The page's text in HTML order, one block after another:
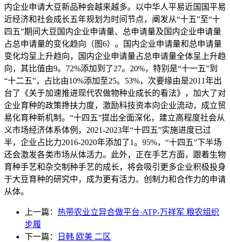
内企业申请大豆新品种会越来越多。以中华人平易近国国平易
近经济和社会成长五年规划为时间节点，阐发从“十五”至“十
四五”期间大豆国内企业申请量、总申请量及国内企业申请量
占总申请量的变化趋向（图6）。国内企业申请量和总申请量
变化均呈上升趋向，国内企业申请量占总申请量全体呈上升趋
向，其比值由9。72%添加到了27。20%，特别是“十一五”到
“十二五”，占比由10%添加至25。53%，次要缘由是2011年出
台了《关于加速推进现代农做物种业成长的看法》，加大了对
企业育种的政策搀扶力度，激励科技资本向企业流动，成立贸
易化育种新机制。“十四五”提出全面深化，建立高程度社会从
义市场经济体系体例，2021-2023年“十四五”实施进度已过
半，企业占比力2016-2020年添加了1。95%，“十四五”下半场
还会激发各类市场从体活力。此外，正在手艺方面，跟着生物
育种手艺和杂交制种手艺的成长，将会吸引更多企业积极投身
于大豆育种的研究中，成为更有活力、创制力和合作力的申请
从体。
上一篇： 热带农业立异合做平台·ATP-万祥军 粮农组织
步履
下一篇：
日韩 欧美 二区